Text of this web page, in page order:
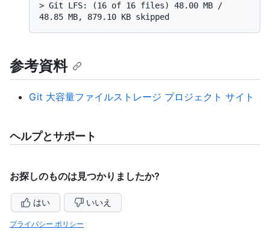
> Git LFS: (16 of 16 files) 48.00 MB /
48.85 MB, 879.10 KB skipped
参考資料
Git 大容量ファイルストレージ プロジェクト サイト
ヘルプとサポート
お探しのものは見つかりましたか?
はい いいえ
プライバシー ポリシー